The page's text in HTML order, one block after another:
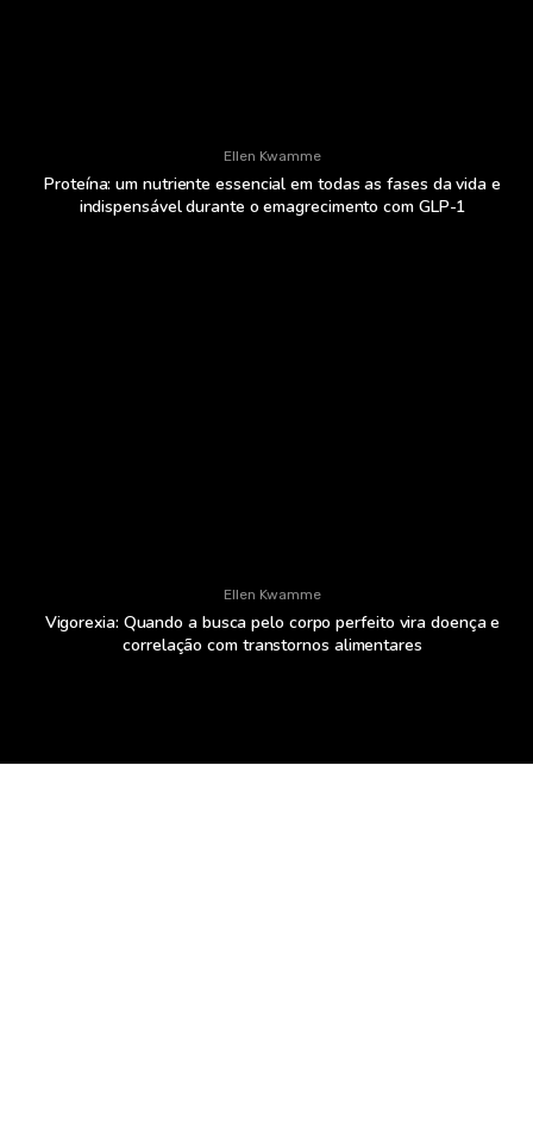
Ellen Kwamme
Proteína: um nutriente essencial em todas as fases da vida e
indispensável durante o emagrecimento com GLP-1
Ellen Kwamme
Vigorexia: Quando a busca pelo corpo perfeito vira doença e
correlação com transtornos alimentares